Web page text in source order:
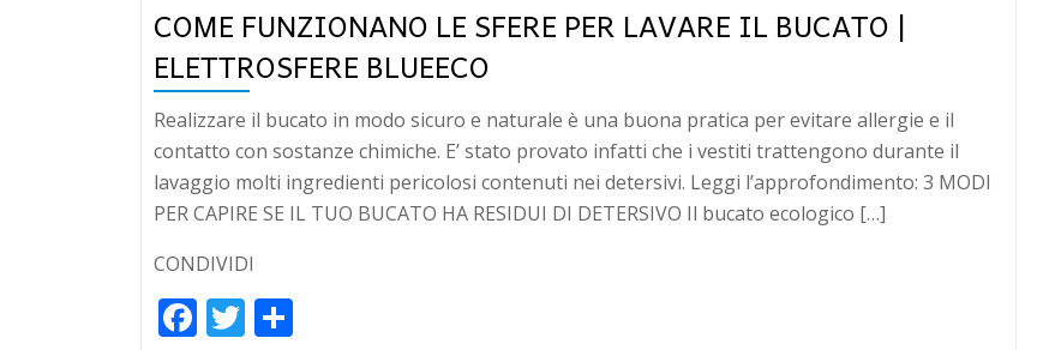
COME FUNZIONANO LE SFERE PER LAVARE IL BUCATO |
ELETTROSFERE BLUEECO
Realizzare il bucato in modo sicuro e naturale è una buona pratica per evitare allergie e il
contatto con sostanze chimiche. E’ stato provato infatti che i vestiti trattengono durante il
lavaggio molti ingredienti pericolosi contenuti nei detersivi. Leggi l’approfondimento: 3 MODI
PER CAPIRE SE IL TUO BUCATO HA RESIDUI DI DETERSIVO Il bucato ecologico […]
CONDIVIDI
FacebookTwitter